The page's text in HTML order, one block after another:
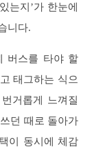
는지’가 한눈에
니다.
버스를 타야 할
태그하는 식으
거롭게 느껴질
던 때로 돌아가
이 동시에 체감